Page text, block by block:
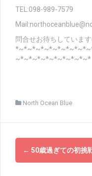
TEL:098-989-7579
問合せお待ちしていま
~*~*~*~*~*~*~*~*~*
North Ocean Blue
投
稿
← 50歳過ぎての初挑